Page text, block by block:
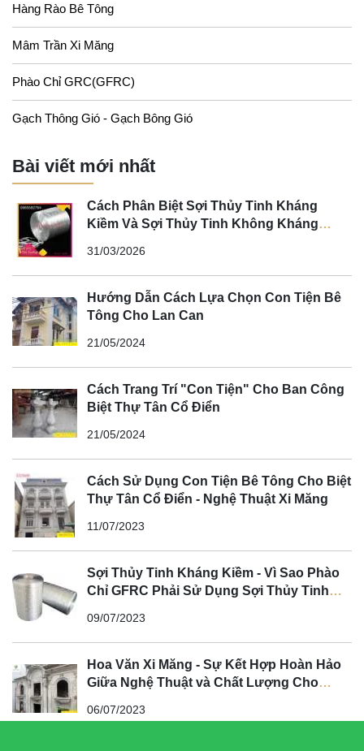
Hàng Rào Bê Tông
Mâm Trần Xi Măng
Phào Chỉ GRC(GFRC)
Gạch Thông Gió - Gạch Bông Gió
Bài viết mới nhất
Cách Phân Biệt Sợi Thủy Tinh Kháng
Kiềm Và Sợi Thủy Tinh Không Kháng
31/03/2026
Hướng Dẫn Cách Lựa Chọn Con Tiện Bê
Tông Cho Lan Can
21/05/2024
Cách Trang Trí "Con Tiện" Cho Ban Công
Biệt Thự Tân Cổ Điển
21/05/2024
Cách Sử Dụng Con Tiện Bê Tông Cho Biệt
Thự Tân Cổ Điển - Nghệ Thuật Xi Măng
11/07/2023
Sợi Thủy Tinh Kháng Kiềm - Vì Sao Phào
Chỉ GFRC Phải Sử Dụng Sợi Thủy Tinh
09/07/2023
Hoa Văn Xi Măng - Sự Kết Hợp Hoàn Hảo
Giữa Nghệ Thuật và Chất Lượng Cho
06/07/2023